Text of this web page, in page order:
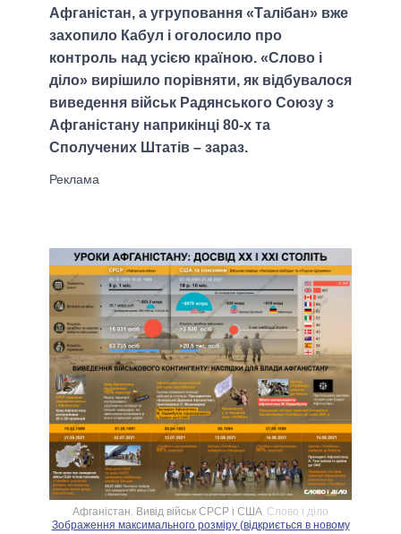
Афганістан, а угруповання «Талібан» вже
захопило Кабул і оголосило про
контроль над усією країною. «Слово і
діло» вирішило порівняти, як відбувалося
виведення військ Радянського Союзу з
Афганістану наприкінці 80-х та
Сполучених Штатів – зараз.
Афганістан. Вивід військ СРСР і США Слово і діло
Зображення максимального розміру (відкриється в новому